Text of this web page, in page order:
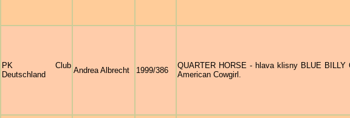
PK Club
Deutschland
Andrea Albrecht 1999/386
QUARTER HORSE - hlava klisny BLUE
American Cowgirl.